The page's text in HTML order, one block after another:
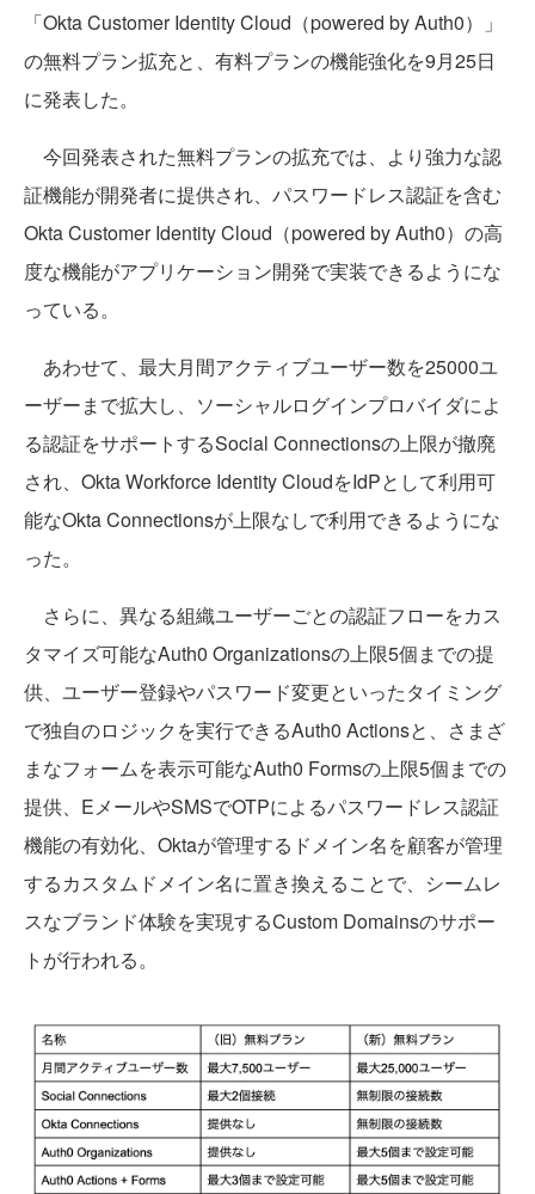
「Okta Customer Identity Cloud（powered by Auth0）」
の無料プラン拡充と、有料プランの機能強化を9月25日
に発表した。
今回発表された無料プランの拡充では、より強力な認
証機能が開発者に提供され、パスワードレス認証を含む
Okta Customer Identity Cloud（powered by Auth0）の高
度な機能がアプリケーション開発で実装できるようにな
っている。
あわせて、最大月間アクティブユーザー数を25000ユ
ーザーまで拡大し、ソーシャルログインプロバイダによ
る認証をサポートするSocial Connectionsの上限が撤廃
され、Okta Workforce Identity CloudをIdPとして利用可
能なOkta Connectionsが上限なしで利用できるようにな
った。
さらに、異なる組織ユーザーごとの認証フローをカス
タマイズ可能なAuth0 Organizationsの上限5個までの提
供、ユーザー登録やパスワード変更といったタイミング
で独自のロジックを実行できるAuth0 Actionsと、さまざ
まなフォームを表示可能なAuth0 Formsの上限5個までの
提供、EメールやSMSでOTPによるパスワードレス認証
機能の有効化、Oktaが管理するドメイン名を顧客が管理
するカスタムドメイン名に置き換えることで、シームレ
スなブランド体験を実現するCustom Domainsのサポー
トが行われる。